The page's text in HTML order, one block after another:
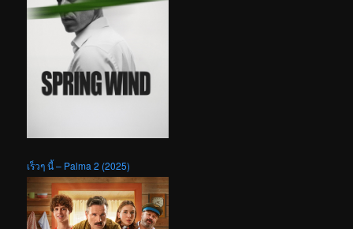
เร็วๆ นี้ – Palma 2 (2025)